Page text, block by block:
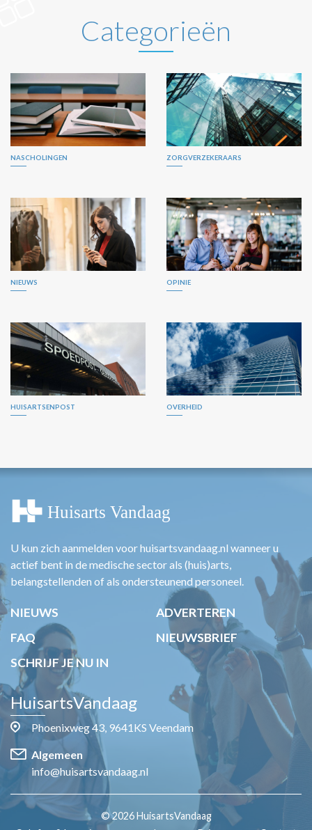
Categorieën
NASCHOLINGEN ZORGVERZEKERAARS
NIEUWS OPINIE
HUISARTSENPOST OVERHEID
U kun zich aanmelden voor huisartsvandaag.nl wanneer u
actief bent in de medische sector als (huis)arts,
belangstellenden of als ondersteunend personeel.
NIEUWS
ADVERTEREN
FAQ
NIEUWSBRIEF
SCHRIJF JE NU IN
HuisartsVandaag
Phoenixweg 43, 9641KS Veendam
Algemeen
info@huisartsvandaag.nl
© 2026 HuisartsVandaag